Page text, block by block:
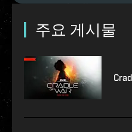
주요 게시물